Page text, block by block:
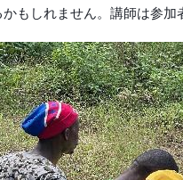
もしれません。講師は参加